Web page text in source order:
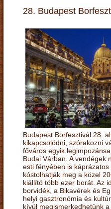
28. Budapest
Budapest Borfesztivál 28.
kikapcsolódni, szórakozni
főváros egyik
Budai Várban. A vendégek
esti fényében is
kóstolhatják meg a közel
kiállító több ezer borát. Az
borvidék, a Bikavérek és
helyi gasztronómia és
kívül megismerkedhetünk